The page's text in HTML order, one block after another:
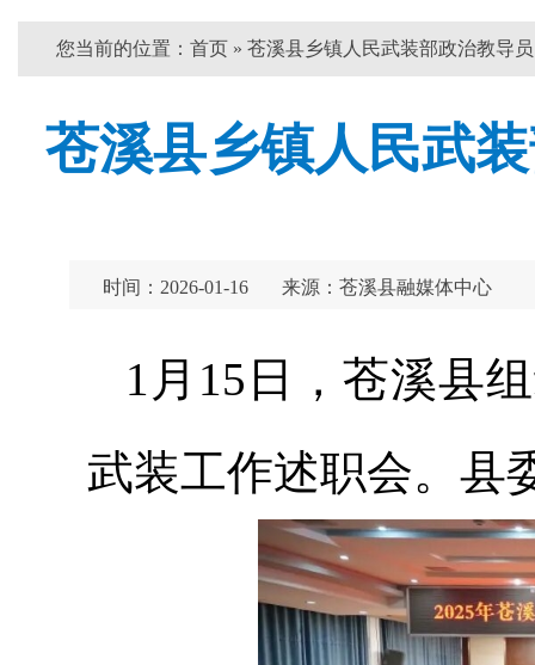
您当前的位置： 首页 » 苍溪县乡镇人民武装部政治教导
苍溪县乡镇人民武
时间：2026-01-16 来源：苍溪县融媒体中心
1月15日，苍溪县
武装工作述职会。县